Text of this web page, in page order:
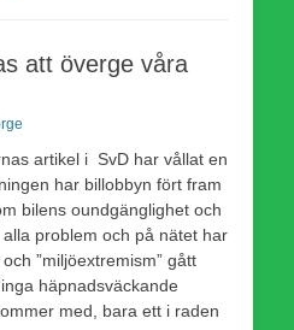
att överge våra
artikel i SvD har vållat en
har billobbyn fört fram
bilens oundgänglighet och
problem och på nätet har
”miljöextremism” gått
häpnadsväckande
med, bara ett i raden